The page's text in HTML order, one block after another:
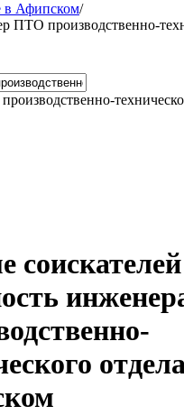
в Афипском/
ПТО производственно-